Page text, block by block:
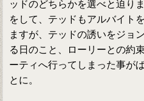
ッドのどちらかを選べと迫り
をして、テッドもアルバイト
ますが、テッドの誘いをジョ
る日のこと、ローリーとの約
ーティへ行ってしまった事が
とに。